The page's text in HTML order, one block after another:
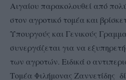
Αιγαίου παρακολουθεί από πολύ
στον αγροτικό τομέα και
Υπουργούς και Γενικούς
συνεργάζεται για να
των αγροτών. Ειδικά ο
Τομέα Φιλήμονας Ζαννετίδης